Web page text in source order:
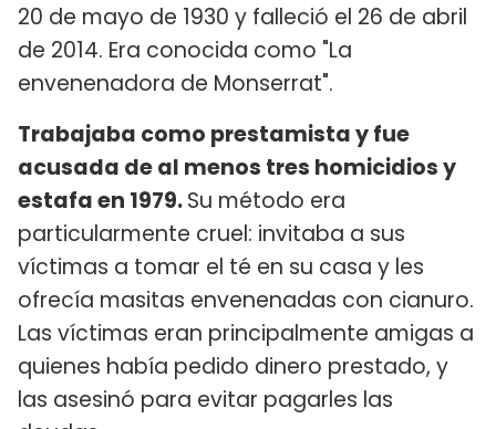
20 de mayo de 1930 y falleció el 26 de abril
de 2014. Era conocida como "La
envenenadora de Monserrat".
Trabajaba como prestamista y fue
acusada de al menos tres homicidios y
estafa en 1979.Su método era
particularmente cruel: invitaba a sus
víctimas a tomar el té en su casa y les
ofrecía masitas envenenadas con cianuro.
Las víctimas eran principalmente amigas a
quienes había pedido dinero prestado, y
las asesinó para evitar pagarles las